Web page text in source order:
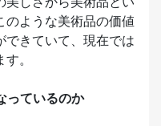
のような美術品の価値
できていて、現在では
。
っているのか